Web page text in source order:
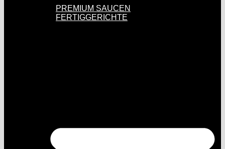
PREMIUM SAUCEN
FERTIGGERICHTE